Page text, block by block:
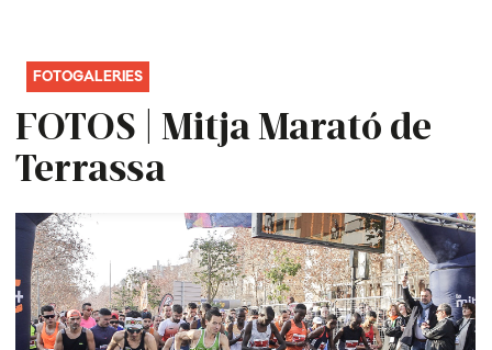
FOTOS | Mitja Marató de
Terrassa
FOTOGALERIES